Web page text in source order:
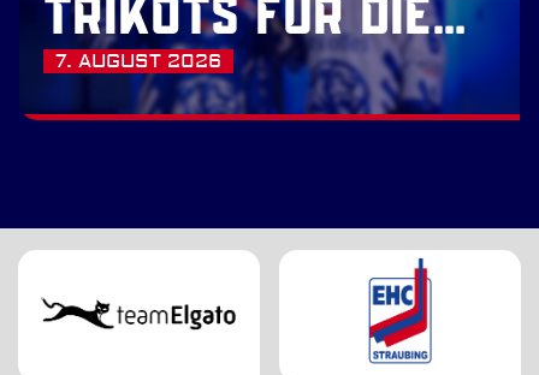
TRIKOTS FÜR DIE
SAISON 2026/27
7. AUGUST 2026